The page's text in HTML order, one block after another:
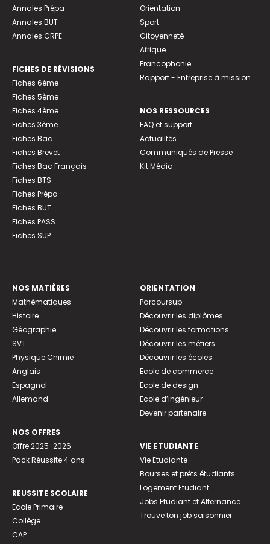
Annales Prépa
Annales BUT
Annales CRPE
FICHES DE RÉVISIONS
Fiches 6ème
Fiches 5ème
Fiches 4ème
Fiches 3ème
Fiches Bac
Fiches Brevet
Fiches Bac Français
Fiches BTS
Fiches Prépa
Fiches BUT
Fiches PASS
Fiches SUP
Orientation
Sport
Citoyenneté
Afrique
Francophonie
Rapport - Entreprise à mission
NOS RESSOURCES
FAQ et support
Actualités
Communiqués de Presse
Kit Média
NOS MATIÈRES
Mathématiques
Histoire
Géographie
SVT
Physique Chimie
Anglais
Espagnol
Allemand
NOS OFFRES
Offre 2025-2026
Pack Réussite 4 ans
REUSSITE SCOLAIRE
Ecole Primaire
Collège
CAP
ORIENTATION
Parcoursup
Découvrir les diplômes
Découvrir les formations
Découvrir les métiers
Découvrir les écoles
Ecole de commerce
Ecole de design
Ecole d’ingénieur
Devenir partenaire
VIE ETUDIANTE
Vie Etudiante
Bourses et prêts étudiants
Logement Etudiant
Jobs Etudiant et Alternance
Trouve ton job saisonnier